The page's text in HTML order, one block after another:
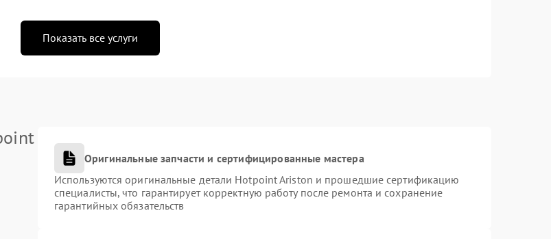
Показать все услуги
Оригинальные запчасти и сертифицированные мастера
Используются оригинальные детали Hotpoint Ariston и прошедшие сертификацию
специалисты, что гарантирует корректную работу после ремонта и сохранение
гарантийных обязательств